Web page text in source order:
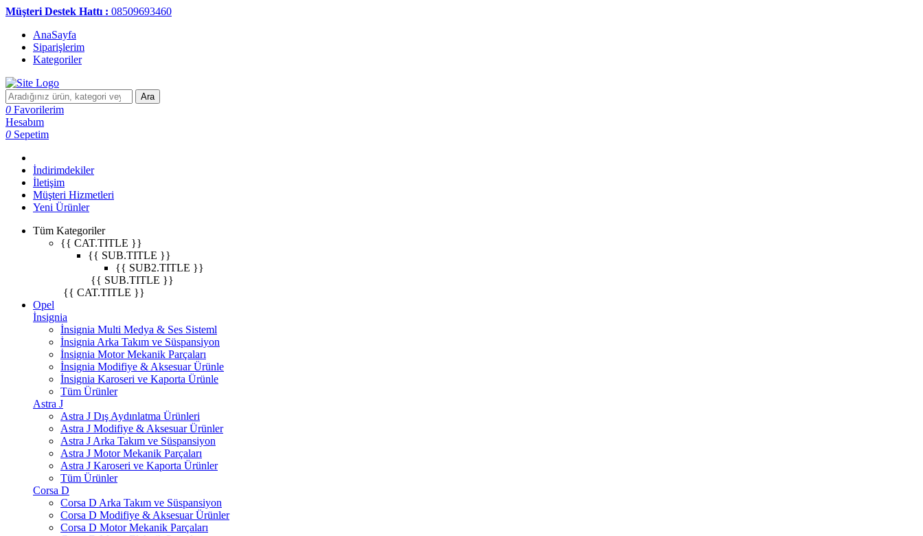
Müşteri Destek Hattı : 08509693460
AnaSayfa
Siparişlerim
Kategoriler
Ara
0 Favorilerim
Hesabım
0 Sepetim
İndirimdekiler
İletişim
Müşteri Hizmetleri
Yeni Ürünler
Tüm Kategoriler
{{ CAT.TITLE }}
{{ SUB.TITLE }}
{{ SUB2.TITLE }}
{{ SUB.TITLE }}
{{ CAT.TITLE }}
Opel
İnsignia
İnsignia Multi Medya & Ses Sisteml
İnsignia Arka Takım ve Süspansiyon
İnsignia Motor Mekanik Parçaları
İnsignia Modifiye & Aksesuar Ürünle
İnsignia Karoseri ve Kaporta Ürünle
Tüm Ürünler
Astra J
Astra J Dış Aydınlatma Ürünleri
Astra J Modifiye & Aksesuar Ürünler
Astra J Arka Takım ve Süspansiyon
Astra J Motor Mekanik Parçaları
Astra J Karoseri ve Kaporta Ürünler
Tüm Ürünler
Corsa D
Corsa D Arka Takım ve Süspansiyon
Corsa D Modifiye & Aksesuar Ürünler
Corsa D Motor Mekanik Parçaları